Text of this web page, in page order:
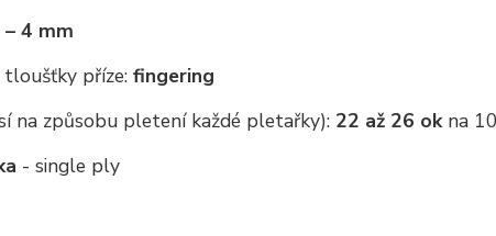
– 4 mm
tloušťky příze: fingering
na způsobu pletení každé pletařky): 22 až 26 okna
- single ply